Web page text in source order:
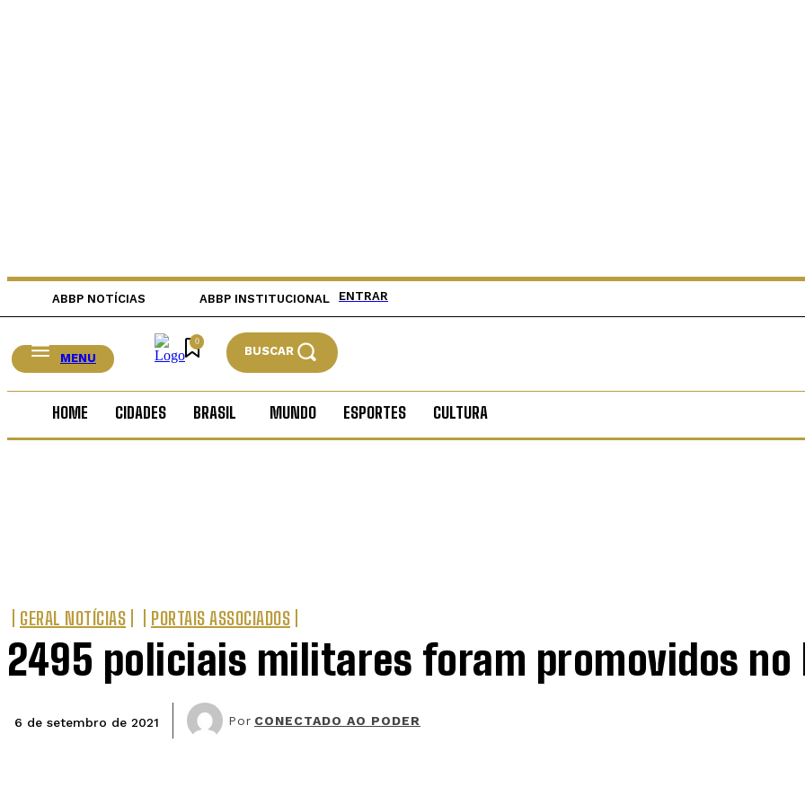
ABBP NOTÍCIAS ABBP INSTITUCIONAL ENTRAR
MENU
0
BUSCAR
HOME CIDADES BRASIL MUNDO ESPORTES CULTURA
GERAL NOTÍCIAS PORTAIS ASSOCIADOS
2495 policiais militares foram promovidos no
6 de setembro de 2021 Por CONECTADO AO PODER